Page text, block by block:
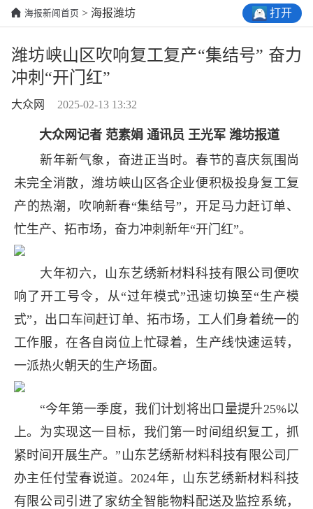
海报新闻首页 > 海报潍坊 打开
潍坊峡山区吹响复工复产“集结号” 奋力
冲刺“开门红”
大众网 2025-02-13 13:32
大众网记者 范素娟 通讯员 王光军 潍坊报道
新年新气象，奋进正当时。春节的喜庆氛围尚
未完全消散，潍坊峡山区各企业便积极投身复工复
产的热潮，吹响新春“集结号”，开足马力赶订单、
忙生产、拓市场，奋力冲刺新年“开门红”。
大年初六，山东艺绣新材料科技有限公司便吹
响了开工号令，从“过年模式”迅速切换至“生产模
式”，出口车间赶订单、拓市场，工人们身着统一的
工作服，在各自岗位上忙碌着，生产线快速运转，
一派热火朝天的生产场面。
“今年第一季度，我们计划将出口量提升25%以
上。为实现这一目标，我们第一时间组织复工，抓
紧时间开展生产。”山东艺绣新材料科技有限公司厂
办主任付莹春说道。2024年，山东艺绣新材料科技
有限公司引进了家纺全智能物料配送及监控系统，